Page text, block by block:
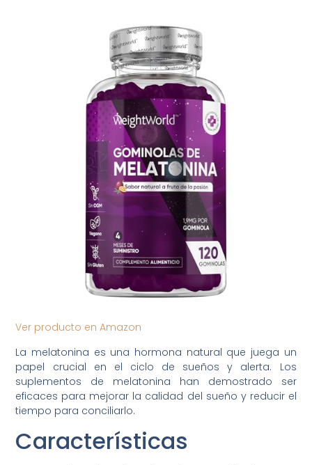
Ver producto en Amazon
La melatonina es una hormona natural que juega un
papel crucial en el ciclo de sueños y alerta. Los
suplementos de melatonina han demostrado ser
eficaces para mejorar la calidad del sueño y reducir el
tiempo para conciliarlo.
Características